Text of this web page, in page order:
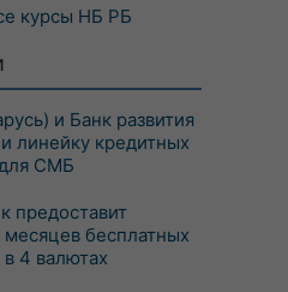
курсы НБ РБ
и Банк развития
линейку кредитных
СМБ
предоставит
месяцев бесплатных
4 валютах